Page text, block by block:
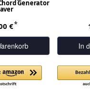
Generator
€*
In